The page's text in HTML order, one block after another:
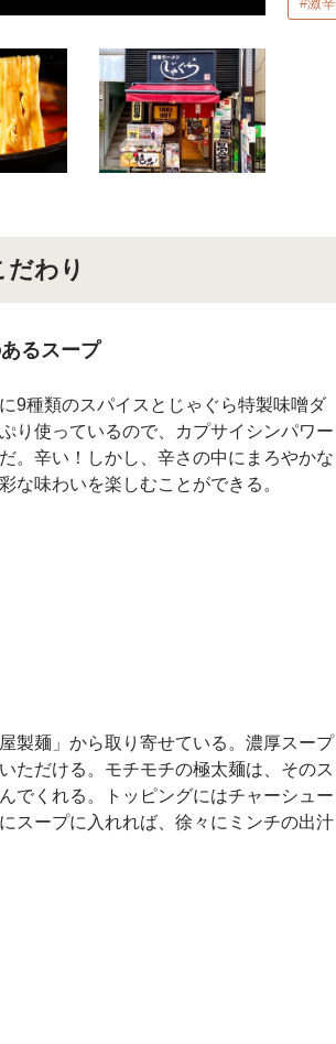
だわり
るスープ
9種類のスパイスとじゃぐら特製味噌ダ
り使っているので、カプサイシンパワー
。辛い！しかし、辛さの中にまろやかな
な味わいを楽しむことができる。
製麺」から取り寄せている。濃厚スープ
ただける。モチモチの極太麺は、そのス
でくれる。トッピングにはチャーシュー
スープに入れれば、徐々にミンチの出汁